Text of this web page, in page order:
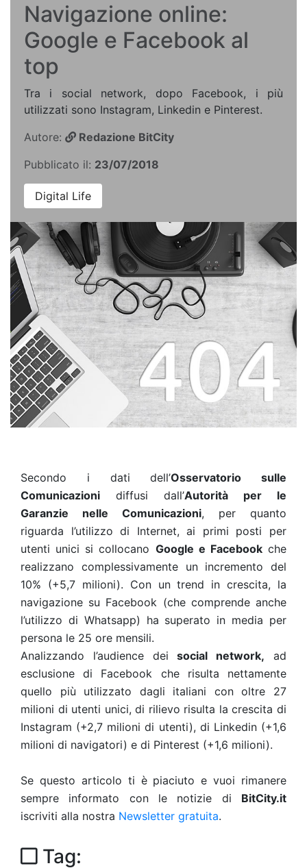
Navigazione online:
Google e Facebook al
top
Tra i social network, dopo Facebook, i più
utilizzati sono Instagram, Linkedin e Pinterest.
Autore:
Redazione BitCity
Pubblicato il: 23/07/2018
Digital Life
Secondo i dati dell’Osservatorio sulle
Comunicazioni diffusi dall’Autorità per le
Garanzie nelle Comunicazioni, per quanto
riguarda l’utilizzo di Internet, ai primi posti per
utenti unici si collocano Google e Facebookche
realizzano complessivamente un incremento del
10% (+5,7 milioni). Con un trend in crescita, la
navigazione su Facebook (che comprende anche
l’utilizzo di Whatsapp) ha superato in media per
persona le 25 ore mensili.
Analizzando l’audience deisocial network, ad
esclusione di Facebook che risulta nettamente
quello più utilizzato dagli italiani con oltre 27
milioni di utenti unici, di rilievo risulta la crescita di
Instagram (+2,7 milioni di utenti), di Linkedin (+1,6
milioni di navigatori) e di Pinterest (+1,6 milioni).
Se questo articolo ti è piaciuto e vuoi rimanere
sempre informato con le notizie di BitCity.it
iscriviti alla nostra Newsletter gratuita.
Tag: